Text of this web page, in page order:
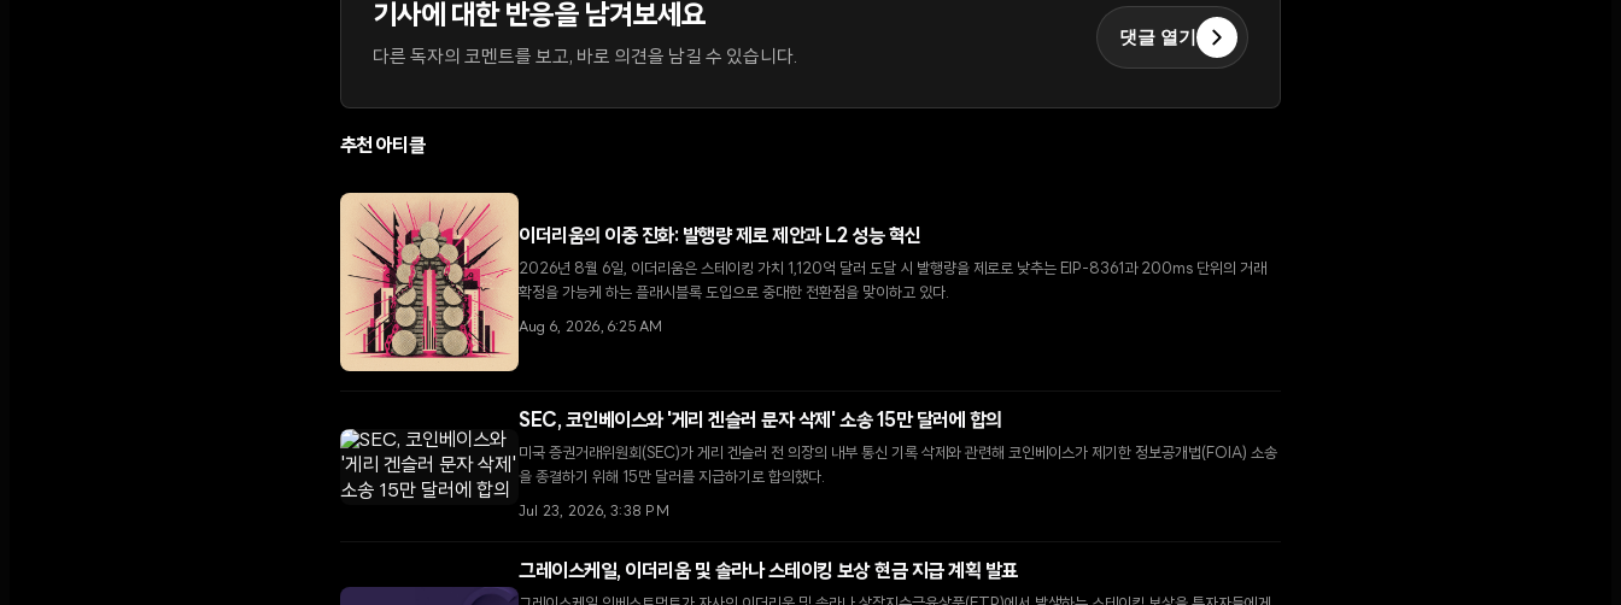
기사에 대한 반응을 남겨보세요
다른 독자의 코멘트를 보고, 바로 의견을 남길 수 있습니다.
댓글 열기
추천 아티클
이더리움의 이중 진화: 발행량 제로 제안과 L2 성능 혁신
2026년 8월 6일, 이더리움은 스테이킹 가치 1,120억 달러 도달 시 발행량을 제로로 낮추는 EIP-8361과 200ms 단위의 거래
확정을 가능케 하는 플래시블록 도입으로 중대한 전환점을 맞이하고 있다.
Aug 6, 2026, 6:25 AM
SEC, 코인베이스와 '게리 겐슬러 문자 삭제' 소송 15만 달러에 합의
미국 증권거래위원회(SEC)가 게리 겐슬러 전 의장의 내부 통신 기록 삭제와 관련해 코인베이스가 제기한 정보공개법(FOIA) 소송
을 종결하기 위해 15만 달러를 지급하기로 합의했다.
Jul 23, 2026, 3:38 PM
그레이스케일, 이더리움 및 솔라나 스테이킹 보상 현금 지급 계획 발표